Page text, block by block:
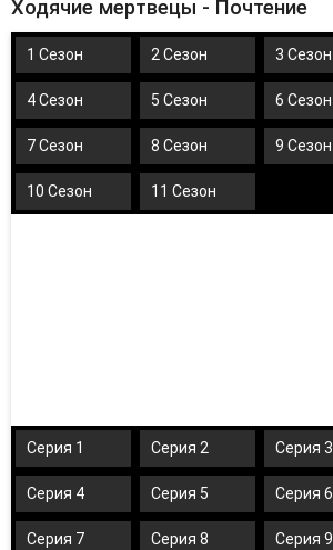
Ходячие мертвецы - Почтение
1 Сезон 2 Сезон 3 Сезон
4 Сезон 5 Сезон 6 Сезон
7 Сезон 8 Сезон 9 Сезон
10 Сезон 11 Сезон
Серия 1 Серия 2 Серия 3
Серия 4 Серия 5 Серия 6
Серия 7 Серия 8 Серия 9